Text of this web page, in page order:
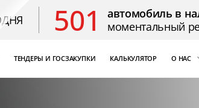
501
автомобиль в
моментальный
ТЕНДЕРЫ И ГОСЗАКУПКИ КАЛЬКУЛЯТОР О НАС